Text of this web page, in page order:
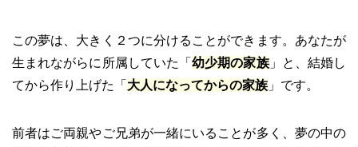
この夢は、大きく２つに分けることができます。あなたが
生まれながらに所属していた「幼少期の家族」と、結婚し
てから作り上げた「 大人になってからの家族 」です。
前者はご両親やご兄弟が一緒にいることが多く、夢の中の